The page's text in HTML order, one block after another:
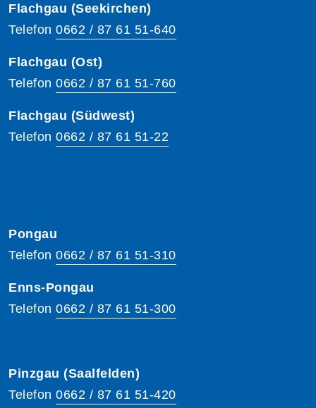
Flachgau (Seekirchen)
Telefon 0662 / 87 61 51-640
Flachgau (Ost)
Telefon 0662 / 87 61 51-760
Flachgau (Südwest)
Telefon 0662 / 87 61 51-22
Pongau
Telefon 0662 / 87 61 51-310
Enns-Pongau
Telefon 0662 / 87 61 51-300
Pinzgau (Saalfelden)
Telefon 0662 / 87 61 51-420